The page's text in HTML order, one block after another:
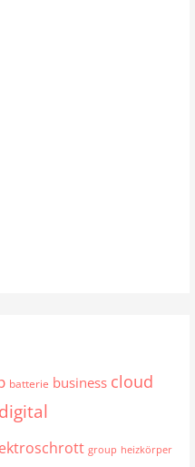
batterie business cloud
digital
group heizkörper